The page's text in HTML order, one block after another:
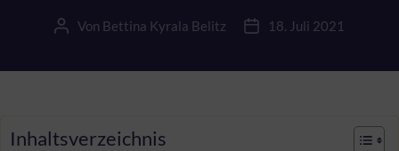
Beitragsautor
Von Bettina Kyrala Belitz Beitragsdatum
18. Juli 2021
Inhaltsverzeichnis